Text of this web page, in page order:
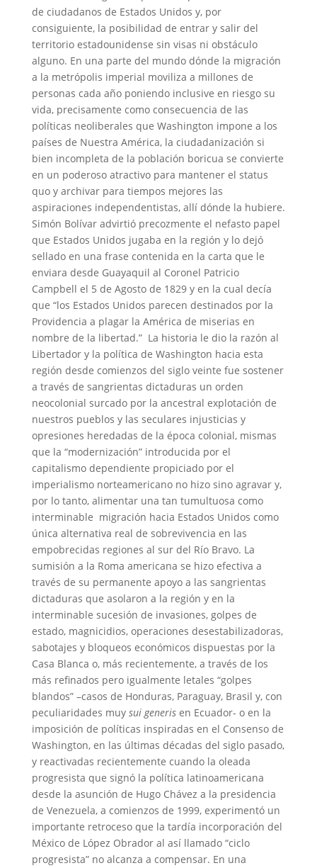
de ciudadanos de Estados Unidos y, por
consiguiente, la posibilidad de entrar y salir del
territorio estadounidense sin visas ni obstáculo
alguno. En una parte del mundo dónde la migración
a la metrópolis imperial moviliza a millones de
personas cada año poniendo inclusive en riesgo su
vida, precisamente como consecuencia de las
políticas neoliberales que Washington impone a los
países de Nuestra América, la ciudadanización si
bien incompleta de la población boricua se convierte
en un poderoso atractivo para mantener el status
quo y archivar para tiempos mejores las
aspiraciones independentistas, allí dónde la hubiere.
Simón Bolívar advirtió precozmente el nefasto papel
que Estados Unidos jugaba en la región y lo dejó
sellado en una frase contenida en la carta que le
enviara desde Guayaquil al Coronel Patricio
Campbell el 5 de Agosto de 1829 y en la cual decía
que “los Estados Unidos parecen destinados por la
Providencia a plagar la América de miserias en
nombre de la libertad.” La historia le dio la razón al
Libertador y la política de Washington hacia esta
región desde comienzos del siglo veinte fue sostener
a través de sangrientas dictaduras un orden
neocolonial surcado por la ancestral explotación de
nuestros pueblos y las seculares injusticias y
opresiones heredadas de la época colonial, mismas
que la “modernización” introducida por el
capitalismo dependiente propiciado por el
imperialismo norteamericano no hizo sino agravar y,
por lo tanto, alimentar una tan tumultuosa como
interminable migración hacia Estados Unidos como
única alternativa real de sobrevivencia en las
empobrecidas regiones al sur del Río Bravo. La
sumisión a la Roma americana se hizo efectiva a
través de su permanente apoyo a las sangrientas
dictaduras que asolaron a la región y en la
interminable sucesión de invasiones, golpes de
estado, magnicidios, operaciones desestabilizadoras,
sabotajes y bloqueos económicos dispuestas por la
Casa Blanca o, más recientemente, a través de los
más refinados pero igualmente letales “golpes
blandos” –casos de Honduras, Paraguay, Brasil y, con
peculiaridades muy sui generisen Ecuador- o en la
imposición de políticas inspiradas en el Consenso de
Washington, en las últimas décadas del siglo pasado,
y reactivadas recientemente cuando la oleada
progresista que signó la política latinoamericana
desde la asunción de Hugo Chávez a la presidencia
de Venezuela, a comienzos de 1999, experimentó un
importante retroceso que la tardía incorporación del
México de López Obrador al así llamado “ciclo
progresista” no alcanza a compensar. En una